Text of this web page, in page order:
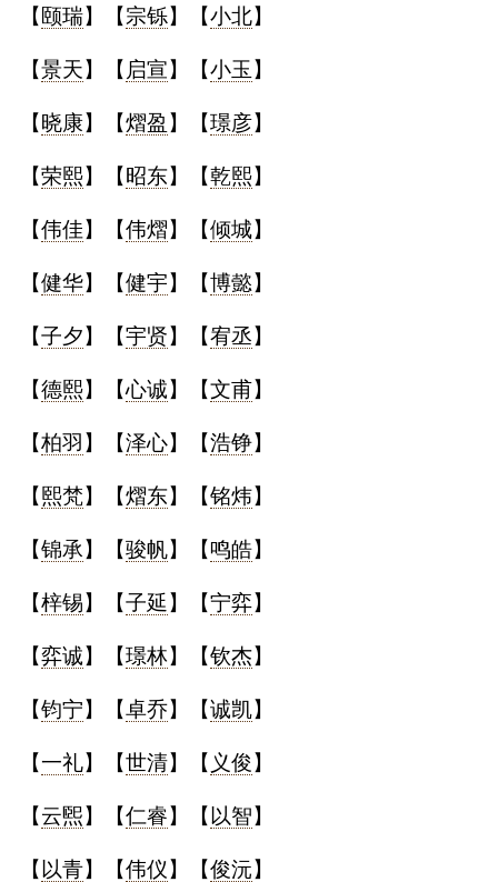
宝
名
生
大
【 颐瑞】【宗铄】【小北】
【景天】【 启宣】【小玉 】
【 晓康】【熠盈 】【璟彦】
【荣熙】【 昭东】【乾熙】
【伟佳】【伟熠】【倾城】
【健华】【健宇】【博懿】
【子夕】【宇贤】【宥丞】
【德熙】【心诚】【文甫】
【柏羽 】【泽心】【浩铮】
【熙梵】【熠东】【铭炜】
【锦承】【骏帆】【鸣皓】
【梓锡】【子延 】【宁弈】
【弈诚】【璟林】【钦杰】
【钧宁】【卓乔】【诚凯】
【一礼】【世清】【 义俊 】
【云煕】【仁睿】【 以智】
【 以青】【伟仪】【俊沅】